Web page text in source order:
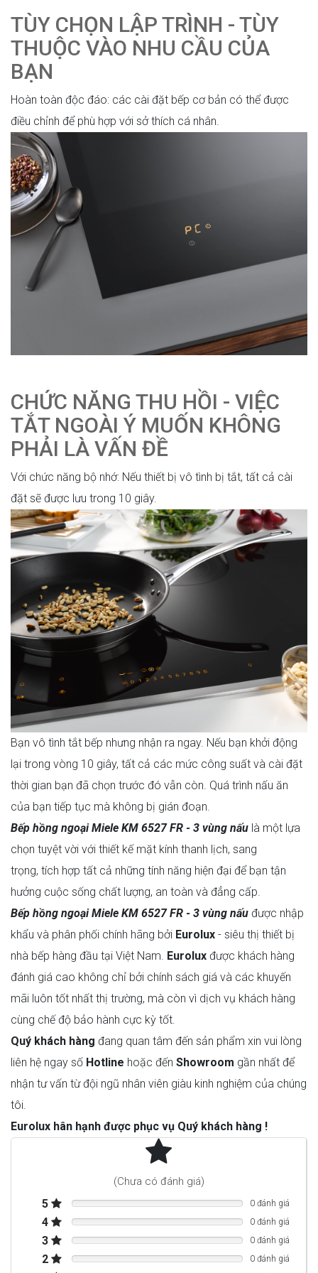
TÙY CHỌN LẬP TRÌNH - TÙY
THUỘC VÀO NHU CẦU CỦA
BẠN
Hoàn toàn độc đáo: các cài đặt bếp cơ bản có thể được
điều chỉnh để phù hợp với sở thích cá nhân.
CHỨC NĂNG THU HỒI - VIỆC
TẮT NGOÀI Ý MUỐN KHÔNG
PHẢI LÀ VẤN ĐỀ
Với chức năng bộ nhớ: Nếu thiết bị vô tình bị tắt, tất cả cài
đặt sẽ được lưu trong 10 giây.
Bạn vô tình tắt bếp nhưng nhận ra ngay. Nếu bạn khởi động
lại trong vòng 10 giây, tất cả các mức công suất và cài đặt
thời gian bạn đã chọn trước đó vẫn còn. Quá trình nấu ăn
của bạn tiếp tục mà không bị gián đoạn.
Bếp hồng ngoại Miele KM 6527 FR - 3 vùng nấu là một lựa
chọn tuyệt vời với thiết kế mặt kính thanh lịch, sang
trọng, tích hợp tất cả những tính năng hiện đại để bạn tận
hưởng cuộc sống chất lượng, an toàn và đẳng cấp.
Bếp hồng ngoại Miele KM 6527 FR - 3 vùng nấu được nhập
khẩu và phân phối chính hãng bởi Eurolux - siêu thị thiết bị
nhà bếp hàng đầu tại Việt Nam. Eurolux được khách hàng
đánh giá cao không chỉ bởi chính sách giá và các khuyến
mãi luôn tốt nhất thị trường, mà còn vì dịch vụ khách hàng
cùng chế độ bảo hành cực kỳ tốt.
Quý khách hàng đang quan tâm đến sản phẩm xin vui lòng
liên hệ ngay số Hotline hoặc đến Showroom gần nhất để
nhận tư vấn từ đội ngũ nhân viên giàu kinh nghiệm của chúng
tôi.
Eurolux hân hạnh được phục vụ Quý khách hàng !
THÔNG SỐ KỸ THUẬT
Số đo tính bằng mm (Chiều rộng)
Số đo mm (Chiều cao)
45
Chiều cao lắp đặt với hộp nối tính bằng mm
45
Số đo tính bằng mm (Độ sâu)
504
Số đo lỗ tính bằng mm (chiều rộng) để gắn
(Chưa có đánh giá)
5 0 đánh giá
4 0 đánh giá
3 0 đánh giá
2 0 đánh giá